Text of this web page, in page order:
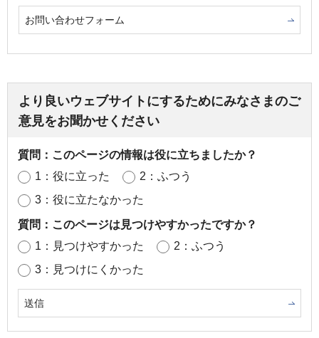
お問い合わせフォーム
より良いウェブサイトにするためにみなさまのご
意見をお聞かせください
質問：このページの情報は役に立ちましたか？
1：役に立った
2：ふつう
3：役に立たなかった
質問：このページは見つけやすかったですか？
1：見つけやすかった
2：ふつう
3：見つけにくかった